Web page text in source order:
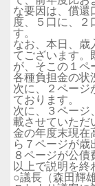
な要因は、償還
度、５口に、２
す。
なお、本日、歳
てございます。
が、そこの１ペ
各種負担金の状
次に、２ページ
ております。
次に、３ページ
載させていただ
金の年度末現在
ら７ページが歳
８ページが公債
以上で説明を終
○議長（森田輝